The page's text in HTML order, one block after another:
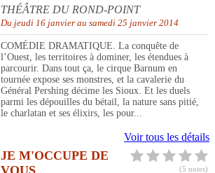
THÉÂTRE DU ROND-POINT
Du jeudi 16 janvier au samedi 25 janvier 2014
COMÉDIE DRAMATIQUE. La conquête de
l’Ouest, les territoires à dominer, les étendues à
parcourir. Dans tout ça, le cirque Barnum en
tournée expose ses monstres, et la cavalerie du
Général Pershing décime les Sioux. Et les duels
parmi les dépouilles du bétail, la nature sans pitié,
le charlatan et ses élixirs, les pour...
Voir tous les détails
(5 notes)
JE M'OCCUPE DE